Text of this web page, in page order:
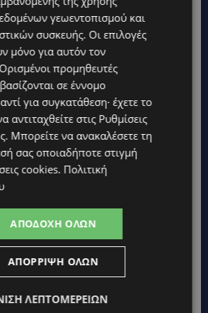
μου, το μυαλό μου και την
τα πολλά πράγματα σε
που κάνω είναι να
τρία μηνύματα αγωνιστικού
περιεχομένου με τον πατέρα
ως χαρακτήρας;
ότι πολλές φορές οδηγείσαι
στο να είσαι ή να φαίνεσαι
την αδυναμία που μπορεί να
Σου αφήνει μια σκληράδα αυτό,
τον εαυτό σου και τους
γεωεντοπισμού και
συσκευής. Οι επιλογές
μόνο για αυτόν τον
προμηθευτές
σε έννομο
για συγκατάθεση· έχετε το
αντιταχθείτε στις Ρυθμίσεις
. Μπορείτε να ανακαλέσετε τη
σας οποιαδήποτε στιγμή
cookies. Πολιτική
ΑΠΟΔΟΧΉ ΌΛΩΝ
ΑΠΌΡΡΙΨΗ ΌΛΩΝ
ΛΕΠΤΟΜΕΡΕΙΏΝ